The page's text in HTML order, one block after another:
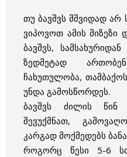
თუ ბავშვს მშვიდად არ
ვიპოვოთ ამის
ბავშვს,
ზედმეტად
ჩახუთულობა,
უნდა გამოსწორდეს.
ბავშვს ძილის წინ
შევუქმნათ,
კარგად მოქმედებს
როგორც წესი 5-6